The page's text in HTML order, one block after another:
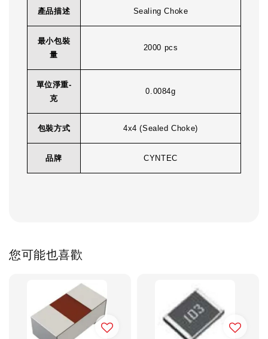
產品描述 Sealing Choke
最小包裝
量
2000 pcs
單位淨重-
克
0.0084g
包裝方式 4x4 (Sealed Choke)
品牌 CYNTEC
您可能也喜歡